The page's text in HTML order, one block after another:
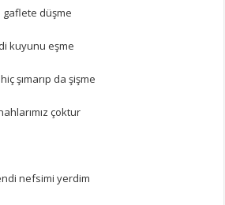
gaflete düşme
kuyunu eşme
şımarıp da şişme
çoktur
nefsimi yerdim